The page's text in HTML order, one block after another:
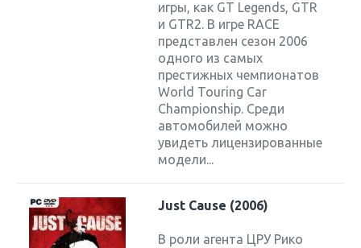
игры, как GT Legends, GTR
и GTR2. В игре RACE
представлен сезон 2006
одного из самых
престижных чемпионатов
World Touring Car
Championship. Среди
автомобилей можно
увидеть лицензированные
модели...
Just Cause (2006)
В роли агента ЦРУ Рико